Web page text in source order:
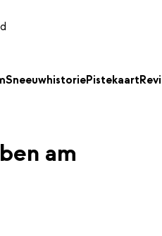
SneeuwhistoriePistekaart
am